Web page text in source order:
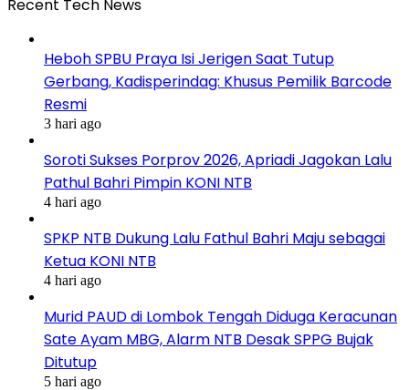
Recent Tech News
Heboh SPBU Praya Isi Jerigen Saat Tutup
Gerbang, Kadisperindag: Khusus Pemilik Barcode
Resmi
3 hari ago
Soroti Sukses Porprov 2026, Apriadi Jagokan Lalu
Pathul Bahri Pimpin KONI NTB
4 hari ago
SPKP NTB Dukung Lalu Fathul Bahri Maju sebagai
Ketua KONI NTB
4 hari ago
Murid PAUD di Lombok Tengah Diduga Keracunan
Sate Ayam MBG, Alarm NTB Desak SPPG Bujak
Ditutup
5 hari ago